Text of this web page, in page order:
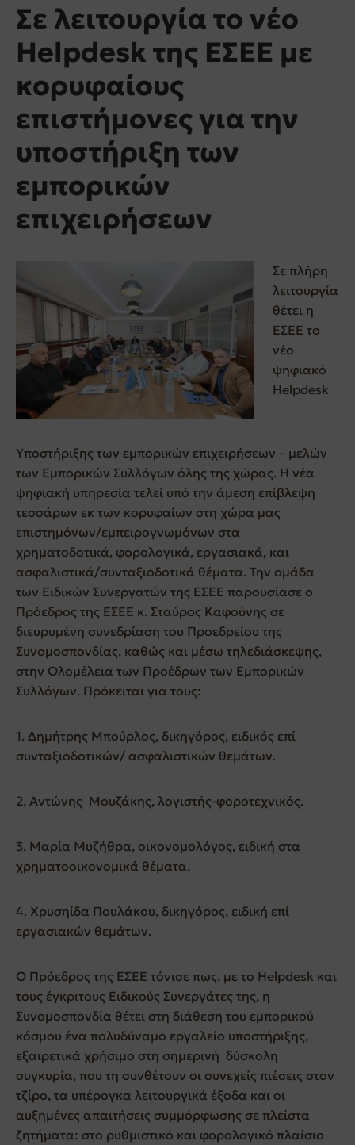
Σε λειτουργία το νέο
Helpdesk της ΕΣΕΕ με
κορυφαίους
επιστήμονες για την
υποστήριξη των
εμπορικών
επιχειρήσεων
Σε πλήρη
λειτουργία
θέτει η
ΕΣΕΕ το
νέο
ψηφιακό
Helpdesk
Υποστήριξης των εμπορικών επιχειρήσεων – μελών
των Εμπορικών Συλλόγων όλης της χώρας. Η νέα
ψηφιακή υπηρεσία τελεί υπό την άμεση επίβλεψη
τεσσάρων εκ των κορυφαίων στη χώρα μας
επιστημόνων/εμπειρογνωμόνων στα
χρηματοδοτικά, φορολογικά, εργασιακά, και
ασφαλιστικά/συνταξιοδοτικά θέματα. Την ομάδα
των Ειδικών Συνεργατών της ΕΣΕΕ παρουσίασε ο
Πρόεδρος της ΕΣΕΕ κ. Σταύρος Καφούνης σε
διευρυμένη συνεδρίαση του Προεδρείου της
Συνομοσπονδίας, καθώς και μέσω τηλεδιάσκεψης,
στην Ολομέλεια των Προέδρων των Εμπορικών
Συλλόγων. Πρόκειται για τους:
1. Δημήτρης Μπούρλος, δικηγόρος, ειδικός επί
συνταξιοδοτικών/ ασφαλιστικών θεμάτων.
2. Αντώνης Μουζάκης, λογιστής-φοροτεχνικός.
3. Μαρία Μυζήθρα, οικονομολόγος, ειδική στα
χρηματοοικονομικά θέματα.
4. Χρυσηίδα Πουλάκου, δικηγόρος, ειδική επί
εργασιακών θεμάτων.
Ο Πρόεδρος της ΕΣΕΕ τόνισε πως, με το Helpdesk και
τους έγκριτους Ειδικούς Συνεργάτες της, η
Συνομοσπονδία θέτει στη διάθεση του εμπορικού
κόσμου ένα πολυδύναμο εργαλείο υποστήριξης,
εξαιρετικά χρήσιμο στη σημερινή δύσκολη
συγκυρία, που τη συνθέτουν οι συνεχείς πιέσεις στον
τζίρο, τα υπέρογκα λειτουργικά έξοδα και οι
αυξημένες απαιτήσεις συμμόρφωσης σε πλείστα
ζητήματα: στο ρυθμιστικό και φορολογικό πλαίσιο